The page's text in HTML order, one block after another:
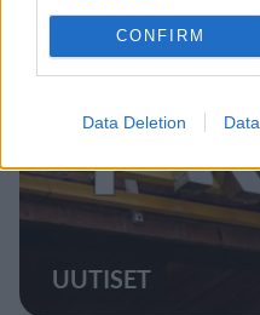
CONFIRM
Data Deletion
4
UUTISET